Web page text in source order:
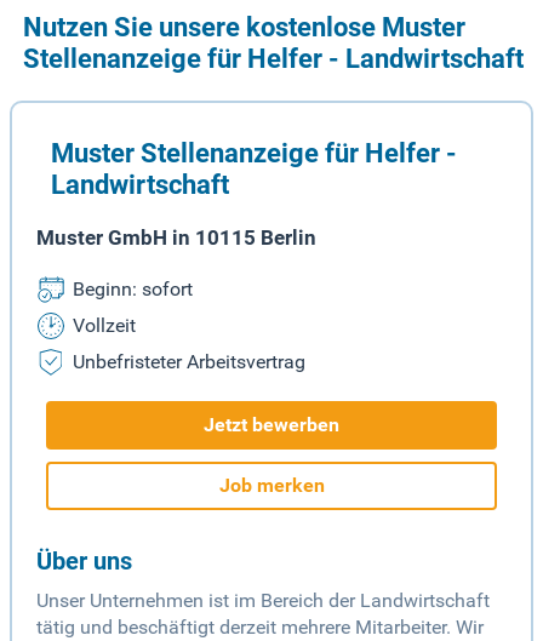
Nutzen Sie unsere kostenlose Muster
Stellenanzeige für Helfer - Landwirtschaft
Muster Stellenanzeige für Helfer -
Landwirtschaft
Muster GmbH in 10115 Berlin
Beginn: sofort
Vollzeit
Unbefristeter Arbeitsvertrag
Jetzt bewerben
Job merken
Über uns
Unser Unternehmen ist im Bereich der Landwirtschaft
tätig und beschäftigt derzeit mehrere Mitarbeiter. Wir